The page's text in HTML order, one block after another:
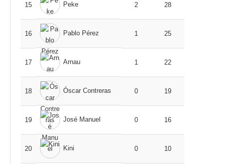
15 Peke 2 28
16 Pablo Pérez 1 25
17 Arnau 1 22
18 Óscar Contreras 0 19
19 José Manuel 0 16
20 Kini 0 10